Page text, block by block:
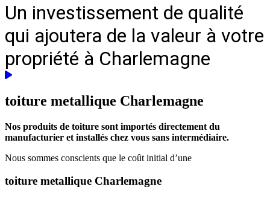
Un investissement de qualité
qui ajoutera de la valeur à votre
propriété à Charlemagne
toiture metallique Charlemagne
Nos produits de toiture sont importés directement du
manufacturier et installés chez vous sans intermédiaire.
Nous sommes conscients que le coût initial d’une
toiture metallique Charlemagne